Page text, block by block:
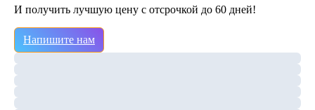
И получить лучшую цену с отсрочкой до 60 дней!
Напишите нам